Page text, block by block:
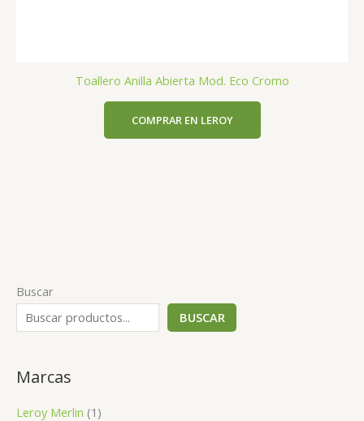
Buscar
BUSCAR
Marcas
Leroy Merlin (1)
Toallero Anilla Abierta Mod. Eco Cromo
COMPRAR EN LEROY